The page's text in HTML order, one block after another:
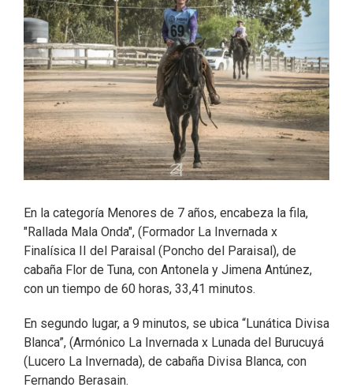
En la categoría Menores de 7 años, encabeza la fila,
"Rallada Mala Onda", (Formador La Invernada x
Finalísica II del Paraisal (Poncho del Paraisal), de
cabaña Flor de Tuna, con Antonela y Jimena Antúnez,
con un tiempo de 60 horas, 33,41 minutos.
En segundo lugar, a 9 minutos, se ubica “Lunática Divisa
Blanca”, (Armónico La Invernada x Lunada del Burucuyá
(Lucero La Invernada), de cabaña Divisa Blanca, con
Fernando Berasain.